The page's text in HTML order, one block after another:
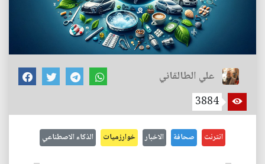
علي الطالقاني
3884
انترنت صحافة الاخبار خوارزميات الذكاء الاصطناعي